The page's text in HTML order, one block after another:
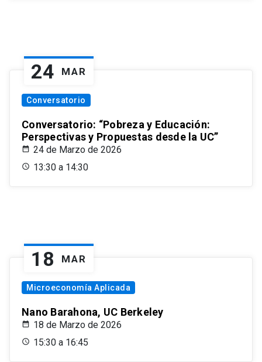
24 MAR
Conversatorio
Conversatorio: “Pobreza y Educación:
Perspectivas y Propuestas desde la UC”
24 de Marzo de 2026
13:30 a 14:30
18 MAR
Microeconomía Aplicada
Nano Barahona, UC Berkeley
18 de Marzo de 2026
15:30 a 16:45